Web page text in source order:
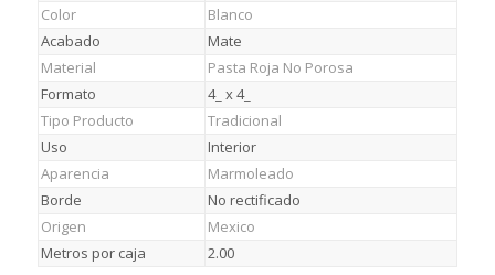
Color
Blanco
Acabado
Mate
Material
Pasta Roja No Porosa
Formato
4_ x 4_
Tipo Producto
Tradicional
Uso
Interior
Aparencia
Marmoleado
Borde
No rectificado
Origen
Mexico
Metros por caja
2.00